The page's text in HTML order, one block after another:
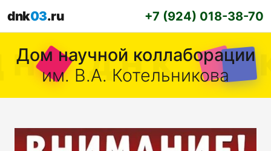
dnk03.ru +7 (924) 018-38-70
Дом научной коллаборации
им. В.А. Котельникова